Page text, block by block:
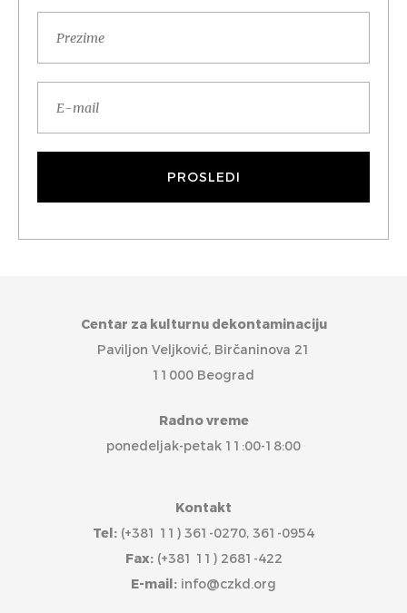
Centar za kulturnu dekontaminaciju
Paviljon Veljković, Birčaninova 21
11000 Beograd
Radno vreme
ponedeljak-petak 11:00-18:00
Kontakt
Tel: (+381 11) 361-0270, 361-0954
Fax:(+381 11) 2681-422
E-mail: info@czkd.org